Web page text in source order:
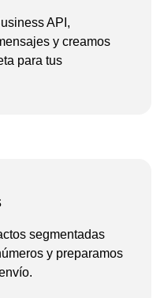
API,
y creamos
para tus
segmentadas
y preparamos